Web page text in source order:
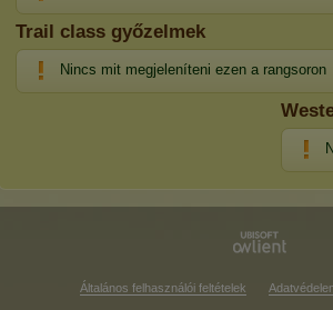
Trail class győzelmek
Nincs mit megjeleníteni ezen a rangsoron
Általános felhasználói feltételek